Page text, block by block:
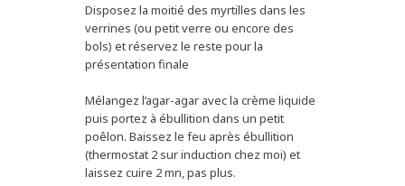
Disposez la moitié des myrtilles dans les
verrines (ou petit verre ou encore des
bols) et réservez le reste pour la
présentation finale
Mélangez l’agar-agar avec la crème liquide
puis portez à ébullition dans un petit
poêlon. Baissez le feu après ébullition
(thermostat 2 sur induction chez moi) et
laissez cuire 2 mn, pas plus.